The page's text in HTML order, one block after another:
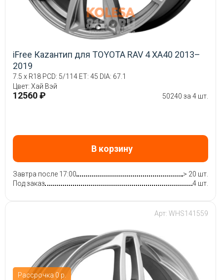
iFree Кazaнтип для TOYOTA RAV 4 XA40 2013–
2019
7.5 x R18 PCD: 5/114 ET: 45 DIA: 67.1
Цвет: Хай Вэй
12560 ₽ 50240 за 4 шт.
В корзину
Завтра после 17:00
> 20 шт.
Под заказ
4 шт.
Рассрочка 0 р.
Арт: WHS141559